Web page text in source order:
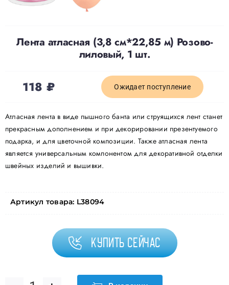
Лента атласная (3,8 см*22,85 м) Розово-
лиловый, 1 шт.
118₽ Ожидает поступление
Атласная лента в виде пышного банта или струящихся лент станет
прекрасным дополнением и при декорировании презентуемого
подарка, и для цветочной композиции. Также атласная лента
является универсальным компонентом для декоративной отделки
швейных изделий и вышивки.
Артикул товара: L38094
Купить сейчас